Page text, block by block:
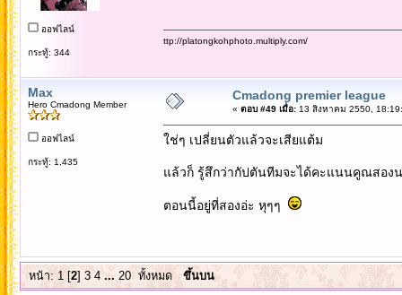
ออฟไลน์
กระทู้: 344
ttp://platongkohphoto.multiply.com/
Max
Hero Cmadong Member
ออฟไลน์
กระทู้: 1,435
Cmadong premier league
« ตอบ #49 เมื่อ:13 สิงหาคม 2550,
ใช่ๆ เปลี่ยนตัวแล้วจะเสียแต้ม
แล้วก็ รู้สึกว่ากัปตันทีมจะได้คะแนนคูณสอง
ตอนนี้อยู่ที่สองอ่ะ หุๆๆ
หน้า:1[2] 3 4 ... 20 ทั้งหมด ขึ้นบน